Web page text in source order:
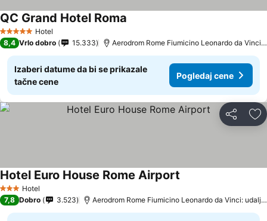
5 ZvezdiceHotel
QC Grand Hotel Roma
8,4 Vrlo dobro 15.333 Aerodrom Rome Fiumicino Leonardo da Vinci: udaljenost 3.5 km
Izaberi datume da bi se prikazale
tačne cene
Pogledaj cene
Deli
3 Zvezdice
Hotel
Hotel Euro House Rome Airport
7,8 Dobro 3.523 Aerodrom Rome Fiumicino Leonardo da Vinci: udaljenost 4.3 km